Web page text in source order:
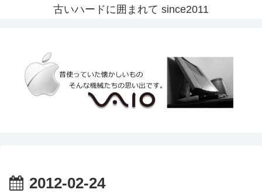
古いハードに囲まれて since2011
2012-02-24